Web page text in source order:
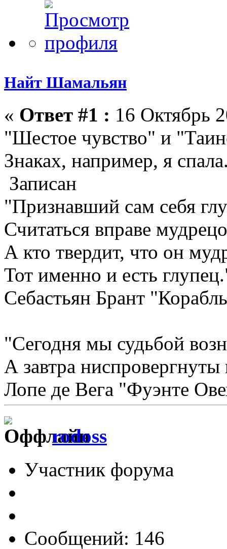
Найт Шамальян
« Ответ #1 : 16 Октябрь
"Шестое чувство" и
Знаках, например, я
Записан
"Признавший сам себя
Считаться вправе
А кто твердит, что он
Тот именно и есть
Себастьян Брант
"Сегодня мы судьбой
А завтра ниспровергнуты
Лопе де Вега "Фуэнте
rodoss
Участник форума
Сообщений: 146